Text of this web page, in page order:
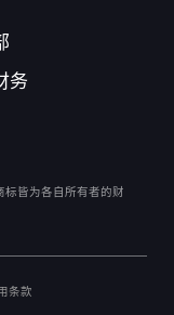
务
标皆为各自所有者的财
条款